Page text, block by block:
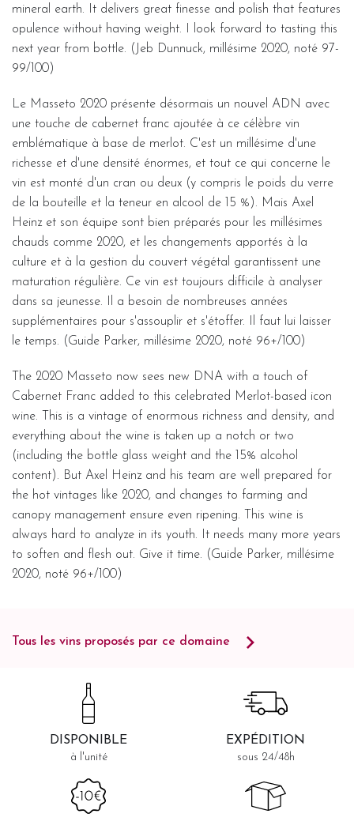
mineral earth. It delivers great finesse and polish that features
opulence without having weight. I look forward to tasting this
next year from bottle. (Jeb Dunnuck, millésime 2020, noté 97-
99/100)
Le Masseto 2020 présente désormais un nouvel ADN avec
une touche de cabernet franc ajoutée à ce célèbre vin
emblématique à base de merlot. C'est un millésime d'une
richesse et d'une densité énormes, et tout ce qui concerne le
vin est monté d'un cran ou deux (y compris le poids du verre
de la bouteille et la teneur en alcool de 15 %). Mais Axel
Heinz et son équipe sont bien préparés pour les millésimes
chauds comme 2020, et les changements apportés à la
culture et à la gestion du couvert végétal garantissent une
maturation régulière. Ce vin est toujours difficile à analyser
dans sa jeunesse. Il a besoin de nombreuses années
supplémentaires pour s'assouplir et s'étoffer. Il faut lui laisser
le temps. (Guide Parker, millésime 2020, noté 96+/100)
The 2020 Masseto now sees new DNA with a touch of
Cabernet Franc added to this celebrated Merlot-based icon
wine. This is a vintage of enormous richness and density, and
everything about the wine is taken up a notch or two
(including the bottle glass weight and the 15% alcohol
content). But Axel Heinz and his team are well prepared for
the hot vintages like 2020, and changes to farming and
canopy management ensure even ripening. This wine is
always hard to analyze in its youth. It needs many more years
to soften and flesh out. Give it time. (Guide Parker, millésime
2020, noté 96+/100)
Tous les vins proposés par ce domaine
DISPONIBLE
à l'unité
EXPÉDITION
sous 24/48h